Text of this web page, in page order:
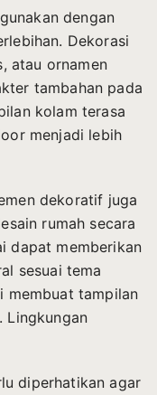
dengan
Dekorasi
atau ornamen
tambahan pada
kolam terasa
menjadi lebih
dekoratif juga
rumah secara
dapat memberikan
sesuai tema
membuat tampilan
Lingkungan
diperhatikan agar